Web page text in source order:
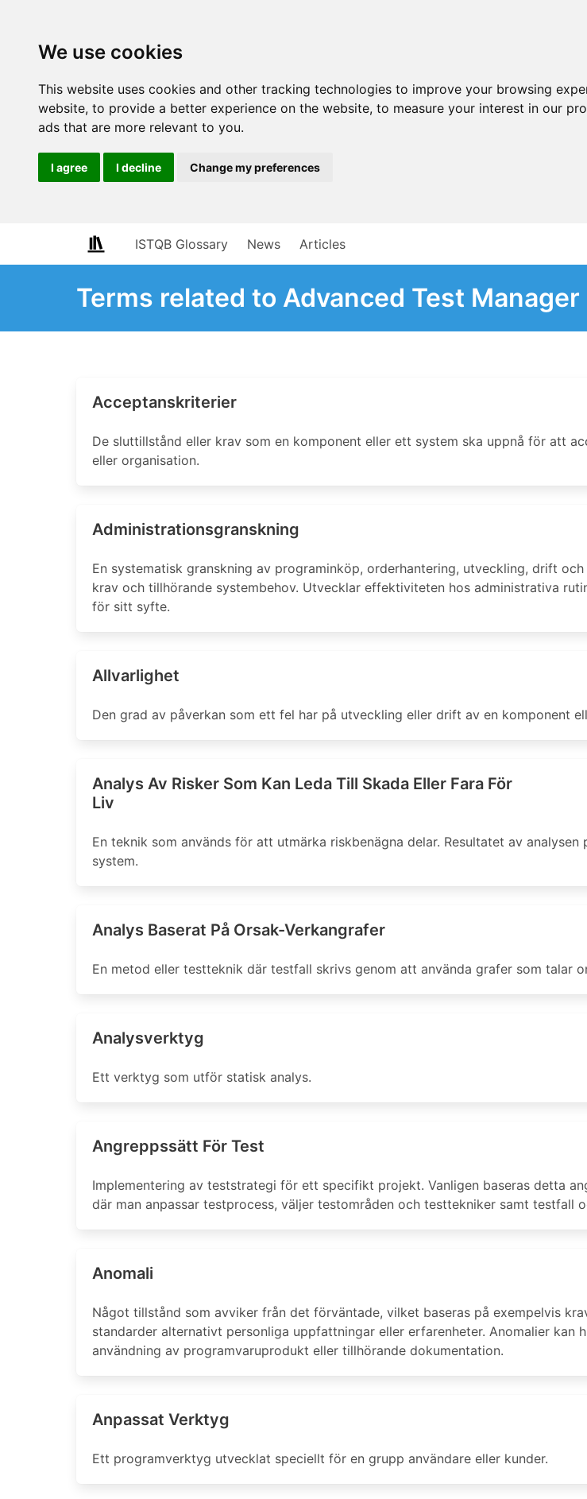
We use cookies
This website uses cookies and other tracking technologies to improve your browsing
website, to provide a better experience on the website, to measure your interest in our
ads that are more relevant to you.
I agree I decline Change my preferences
ISTQB Glossary News Articles
Terms related to Advanced Test Manager
Acceptanskriterier
De sluttillstånd eller krav som en komponent eller ett system ska uppnå för att
eller organisation.
Administrationsgranskning
En systematisk granskning av programinköp, orderhantering, utveckling, drift
krav och tillhörande systembehov. Utvecklar effektiviteten hos administrativa
för sitt syfte.
Allvarlighet
Den grad av påverkan som ett fel har på utveckling eller drift av en komponent
Analys Av Risker Som Kan Leda Till Skada Eller Fara För
Liv
En teknik som används för att utmärka riskbenägna delar. Resultatet av
system.
Analys Baserat På Orsak-Verkangrafer
En metod eller testteknik där testfall skrivs genom att använda grafer som talar
Analysverktyg
Ett verktyg som utför statisk analys.
Angreppssätt För Test
Implementering av teststrategi för ett specifikt projekt. Vanligen baseras detta
där man anpassar testprocess, väljer testområden och testtekniker samt testfall
Anomali
Något tillstånd som avviker från det förväntade, vilket baseras på exempelvis
standarder alternativt personliga uppfattningar eller erfarenheter. Anomalier kan
användning av programvaruprodukt eller tillhörande dokumentation.
Anpassat Verktyg
Ett programverktyg utvecklat speciellt för en grupp användare eller kunder.